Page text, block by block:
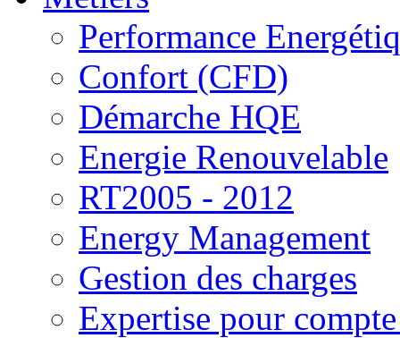
Performance
Confort (CFD)
Démarche HQE
Energie Renouvelable
RT2005 - 2012
Energy Management
Gestion des charges
Expertise pour